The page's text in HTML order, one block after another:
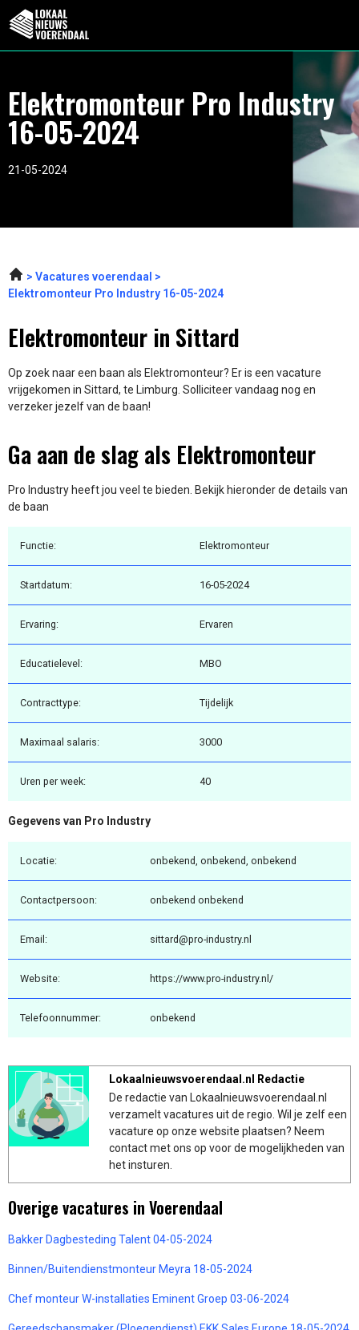
Elektromonteur Pro Industry
16-05-2024
21-05-2024
Vacatures voerendaal
Elektromonteur Pro Industry 16-05-2024
Elektromonteur in Sittard
Op zoek naar een baan als Elektromonteur? Er is een vacature
vrijgekomen in Sittard, te Limburg. Solliciteer vandaag nog en
verzeker jezelf van de baan!
Ga aan de slag als Elektromonteur
Pro Industry heeft jou veel te bieden. Bekijk hieronder de details van
de baan
Functie: Elektromonteur
Startdatum: 16-05-2024
Ervaring: Ervaren
Educatielevel: MBO
Contracttype: Tijdelijk
Maximaal salaris: 3000
Uren per week: 40
Gegevens van Pro Industry
Locatie: onbekend, onbekend, onbekend
Contactpersoon: onbekend onbekend
Email: sittard@pro-industry.nl
Website: https://www.pro-industry.nl/
Telefoonnummer: onbekend
Lokaalnieuwsvoerendaal.nl Redactie
De redactie van Lokaalnieuwsvoerendaal.nl
verzamelt vacatures uit de regio. Wil je zelf een
vacature op onze website plaatsen? Neem
contact met ons op voor de mogelijkheden van
het insturen.
Overige vacatures in Voerendaal
Bakker Dagbesteding Talent 04-05-2024
Binnen/Buitendienstmonteur Meyra 18-05-2024
Chef monteur W-installaties Eminent Groep 03-06-2024